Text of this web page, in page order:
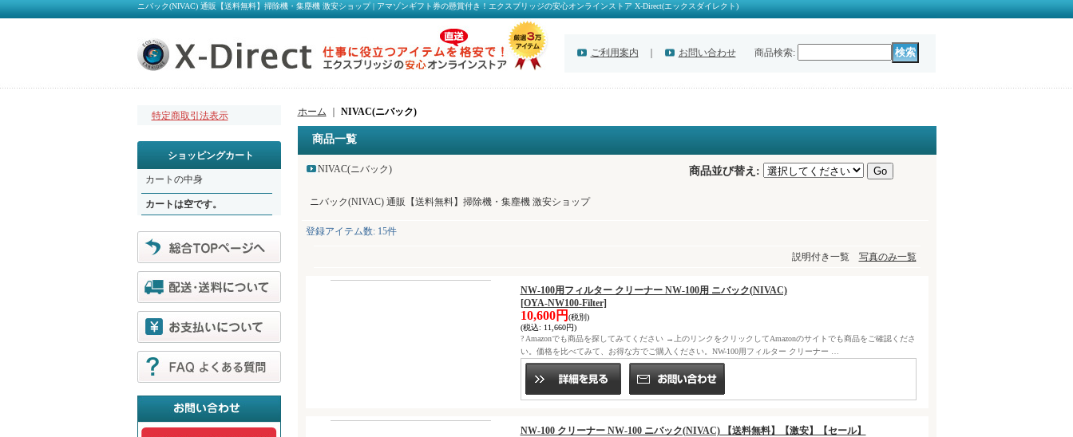
ニバック(NIVAC) 通販【送料無料】掃除機・集塵機 激安ショップ | アマゾンギフト券の懸賞付き！エクスブリッジの安心オンラインストア X-Direct(エックスダイレクト)
ご利用案内 お問い合わせ 商品検索:
特定商取引法表示
ショッピングカート
カートの中身
カートは空です。
ホーム NIVAC(ニバック)
商品一覧
NIVAC(ニバック) 商品並び替え :
ニバック(NIVAC) 通販【送料無料】掃除機・集塵機 激安ショップ
登録アイテム数:15件
説明付き一覧 写真のみ一覧
NW-100用フィルター クリーナー NW-100用 ニバック(NIVAC)
[OYA-NW100-Filter]
10,600円 (税別)
(税込: 11,660円)
? Amazonでも商品を探してみてください →上のリンクをクリックしてAmazonのサイトでも商品をご確認くださ
い。価格を比べてみて、お得な方でご購入ください。NW-100用フィルター クリーナー …
NW-100 クリーナー NW-100 ニバック(NIVAC) 【送料無料】【激安】【セール】